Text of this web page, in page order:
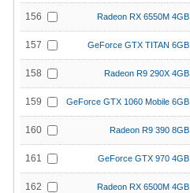
156 Radeon RX 6550M 4GB
157 GeForce GTX TITAN 6GB
158 Radeon R9 290X 4GB
159 GeForce GTX 1060 Mobile 6GB
160 Radeon R9 390 8GB
161 GeForce GTX 970 4GB
162 Radeon RX 6500M 4GB